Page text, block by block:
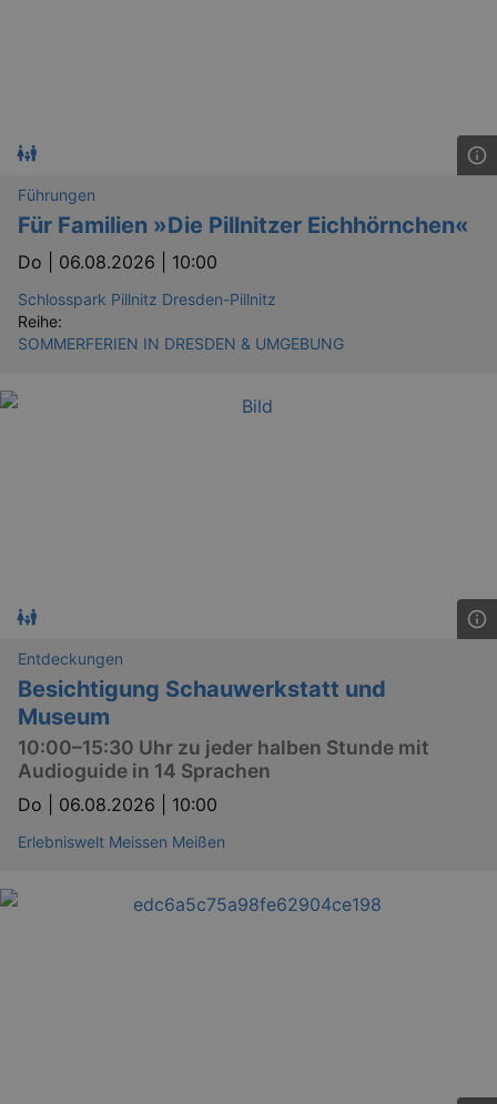
Führungen
Für Familien »Die Pillnitzer Eichhörnchen«
Do | 06.08.2026 | 10:00
Schlosspark Pillnitz Dresden-Pillnitz
Reihe:
SOMMERFERIEN IN DRESDEN & UMGEBUNG
Entdeckungen
Besichtigung Schauwerkstatt und
Museum
10:00–15:30 Uhr zu jeder halben Stunde mit
Audioguide in 14 Sprachen
Do | 06.08.2026 | 10:00
Erlebniswelt Meissen Meißen